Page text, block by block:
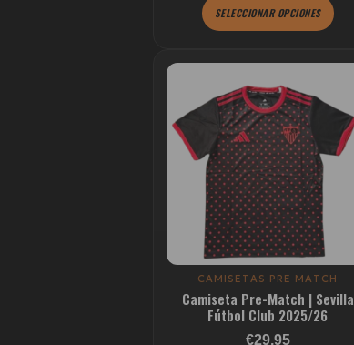
SELECCIONAR OPCIONES
de
producto
CAMISETAS PRE MATCH
Camiseta Pre-Match | Sevilla
Fútbol Club 2025/26
€29,95
Este
producto
tiene
múltiples
variantes.
Las
opciones
se
pueden
elegir
en
la